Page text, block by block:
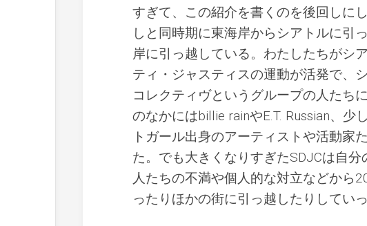
すぎて、この紹介を書くのを後回しに
しと同時期に東海岸からシアトルに引
岸に引っ越している。わたしたちがシ
ティ・ジャスティスの運動が活発で、
コレクティヴというグループの人たち
のなかにはbillie rainやE.T. Russian、
トガール出身のアーティストや活動家
た。でも大きくなりすぎたSDJCは自
人たちの不満や個人的な対立などから
ったりほかの街に引っ越したりしていっ